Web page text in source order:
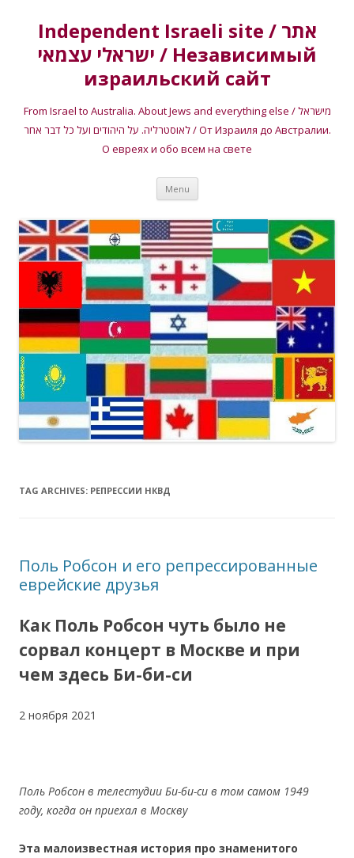
Independent Israeli site / אתר
ישראלי עצמאי / Независимый
израильский сайт
From Israel to Australia. About Jews and everything else / מישראל
לאוסטרליה. על היהודים ועל כל דבר אחר / От Израиля до Австралии.
О евреях и обо всем на свете
Menu Skip
content
TAG ARCHIVES: РЕПРЕССИИ НКВД
Поль Робсон и его репрессированные
еврейские друзья
Как Поль Робсон чуть было не
сорвал концерт в Москве и при
чем здесь Би-би-си
2 ноября 2021
Поль Робсон в телестудии Би-би-си в том самом 1949
году, когда он приехал в Москву
Эта малоизвестная история про знаменитого